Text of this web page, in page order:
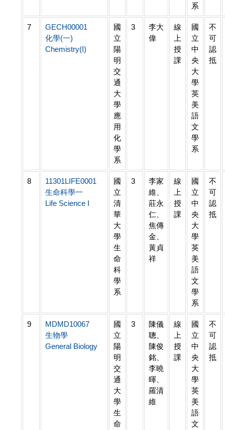
系
7
GECH00001
化學(一)
Chemistry(I)
國
立
陽
明
交
通
大
學
應
用
化
學
系
3
李大
偉
線
上
授
課
國
立
中
央
大
學
英
美
語
文
學
系
不
可
認
抵
8
11301LIFE0001
生命科學一
Life Science I
國
立
清
華
大
學
生
命
科
學
系
3
李家
維、
莊永
仁、
焦傳
金、
黃貞
祥
線
上
授
課
國
立
中
央
大
學
英
美
語
文
學
系
不
可
認
抵
9
MDMD10067
生物學
General Biology
國
立
陽
明
交
通
大
學
生
命
3
陳儀
聰、
陳俊
銘、
李曉
暉、
羅清
維
線
上
授
課
國
立
中
央
大
學
英
美
語
文
不
可
認
抵